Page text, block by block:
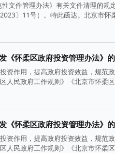
文件管理办法》有关文件清理的
〕11号）。特此函达。北京市
《怀柔区政府投资管理办法》
资作用，提高政府投资效益，规范
人民政府工作规则》《北京市怀柔
《怀柔区政府投资管理办法》
资作用，提高政府投资效益，规范
人民政府工作规则》《北京市怀柔